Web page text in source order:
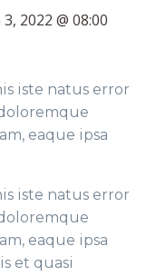
3, 2022 @ 08:00
iste natus error
eaque ipsa
iste natus error
eaque ipsa
et quasi